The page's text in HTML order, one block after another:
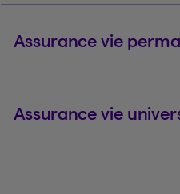
Assurance vie
Assurance vie